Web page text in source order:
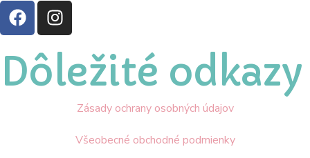
Dôležité odkazy
Zásady ochrany osobných údajov
Všeobecné obchodné podmienky